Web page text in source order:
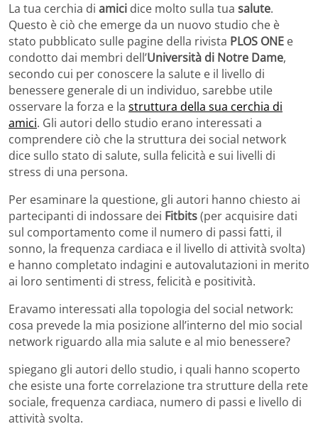
La tua cerchia di amici dice molto sulla tua salute.
Questo è ciò che emerge da un nuovo studio che è
stato pubblicato sulle pagine della rivista PLOS ONE e
condotto dai membri dell’Università di Notre Dame,
secondo cui per conoscere la salute e il livello di
benessere generale di un individuo, sarebbe utile
osservare la forza e la struttura della sua cerchia di
amici. Gli autori dello studio erano interessati a
comprendere ciò che la struttura dei social network
dice sullo stato di salute, sulla felicità e sui livelli di
stress di una persona.
Per esaminare la questione, gli autori hanno chiesto ai
partecipanti di indossare dei Fitbits(per acquisire dati
sul comportamento come il numero di passi fatti, il
sonno, la frequenza cardiaca e il livello di attività svolta)
e hanno completato indagini e autovalutazioni in merito
ai loro sentimenti di stress, felicità e positività.
Eravamo interessati alla topologia del social network:
cosa prevede la mia posizione all’interno del mio social
network riguardo alla mia salute e al mio benessere?
spiegano gli autori dello studio, i quali hanno scoperto
che esiste una forte correlazione tra strutture della rete
sociale, frequenza cardiaca, numero di passi e livello di
attività svolta.